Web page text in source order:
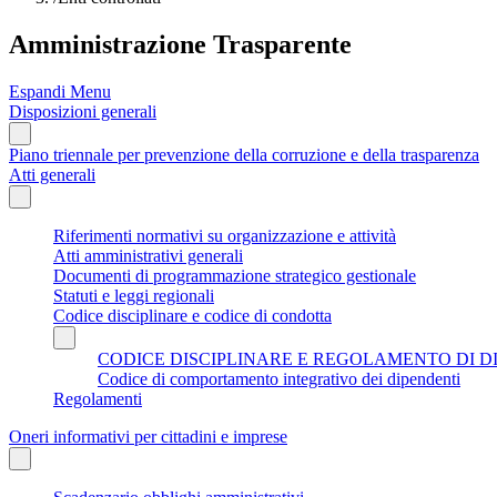
Amministrazione Trasparente
Espandi Menu
Disposizioni generali
Piano triennale per prevenzione della corruzione e della trasparenza
Atti generali
Riferimenti normativi su organizzazione e attività
Atti amministrativi generali
Documenti di programmazione strategico gestionale
Statuti e leggi regionali
Codice disciplinare e codice di condotta
CODICE DISCIPLINARE E REGOLAMENTO DI
Codice di comportamento integrativo dei dipendenti
Regolamenti
Oneri informativi per cittadini e imprese